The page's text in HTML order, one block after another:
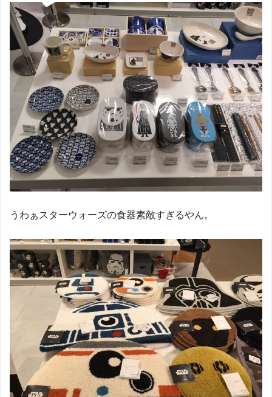
うわぁスターウォーズの食器素敵すぎるやん。